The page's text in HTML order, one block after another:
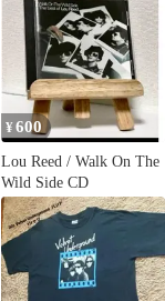
¥600
Lou Reed / Walk On The
Wild Side CD